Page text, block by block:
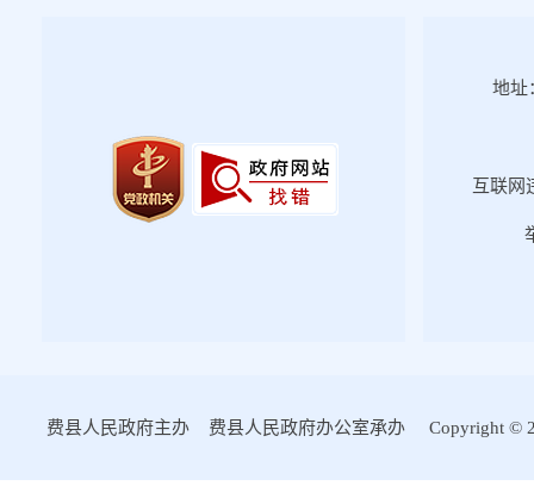
地址
互联网
费县人民政府主办 费县人民政府办公室承办 Copyright